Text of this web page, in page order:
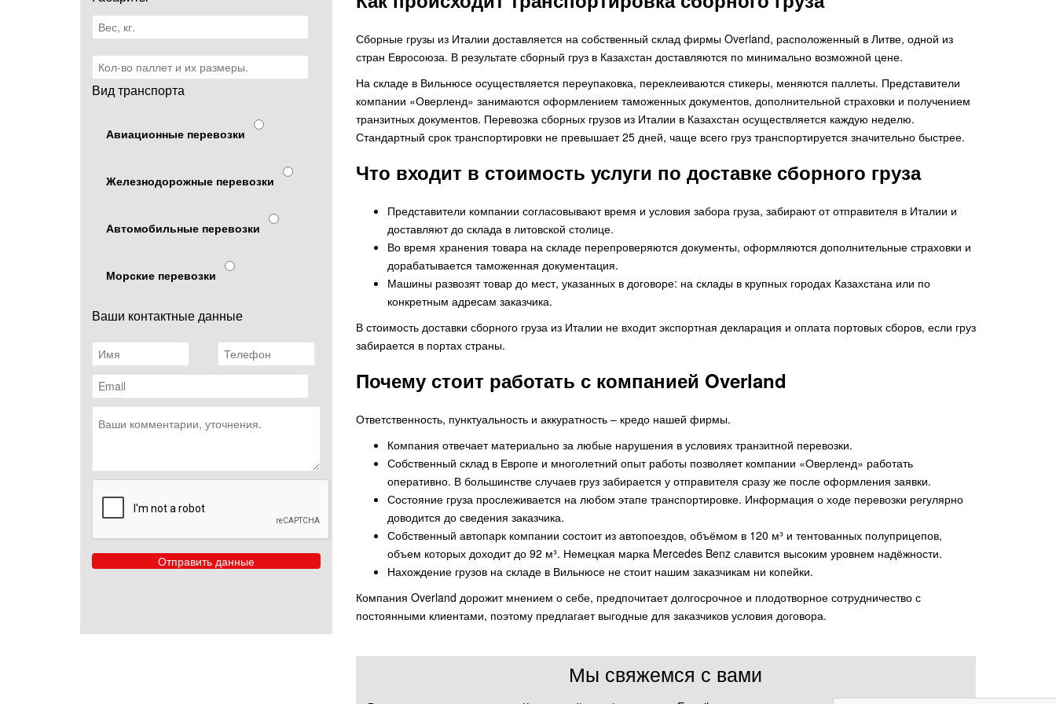
Вид транспорта
Авиационные перевозки
Железнодорожные перевозки
Автомобильные перевозки
Морские перевозки
Ваши контактные данные
Сборные грузы из Италии доставляется на собственный склад фирмы Overland, расположенный в Литве, одной из
стран Евросоюза. В результате сборный груз в Казахстан доставляются по минимально возможной цене.
На складе в Вильнюсе осуществляется переупаковка, переклеиваются стикеры, меняются паллеты. Представители
компании «Оверленд» занимаются оформлением таможенных документов, дополнительной страховки и получением
транзитных документов. Перевозка сборных грузов из Италии в Казахстан осуществляется каждую неделю.
Стандартный срок транспортировки не превышает 25 дней, чаще всего груз транспортируется значительно быстрее.
Что входит в стоимость услуги по доставке сборного груза
Представители компании согласовывают время и условия забора груза, забирают от отправителя в Италии и
доставляют до склада в литовской столице.
Во время хранения товара на складе перепроверяются документы, оформляются дополнительные страховки и
дорабатывается таможенная документация.
Машины развозят товар до мест, указанных в договоре: на склады в крупных городах Казахстана или по
конкретным адресам заказчика.
В стоимость доставки сборного груза из Италии не входит экспортная декларация и оплата портовых сборов, если груз
забирается в портах страны.
Почему стоит работать с компанией Overland
Ответственность, пунктуальность и аккуратность – кредо нашей фирмы.
Компания отвечает материально за любые нарушения в условиях транзитной перевозки.
Собственный склад в Европе и многолетний опыт работы позволяет компании «Оверленд» работать
оперативно. В большинстве случаев груз забирается у отправителя сразу же после оформления заявки.
Состояние груза прослеживается на любом этапе транспортировке. Информация о ходе перевозки регулярно
доводится до сведения заказчика.
Собственный автопарк компании состоит из автопоездов, объёмом в 120 м³ и тентованных полуприцепов,
объем которых доходит до 92 м³. Немецкая марка Mercedes Benz славится высоким уровнем надёжности.
Нахождение грузов на складе в Вильнюсе не стоит нашим заказчикам ни копейки.
Компания Overland дорожит мнением о себе, предпочитает долгосрочное и плодотворное сотрудничество с
постоянными клиентами, поэтому предлагает выгодные для заказчиков условия договора.
Мы свяжемся с вами